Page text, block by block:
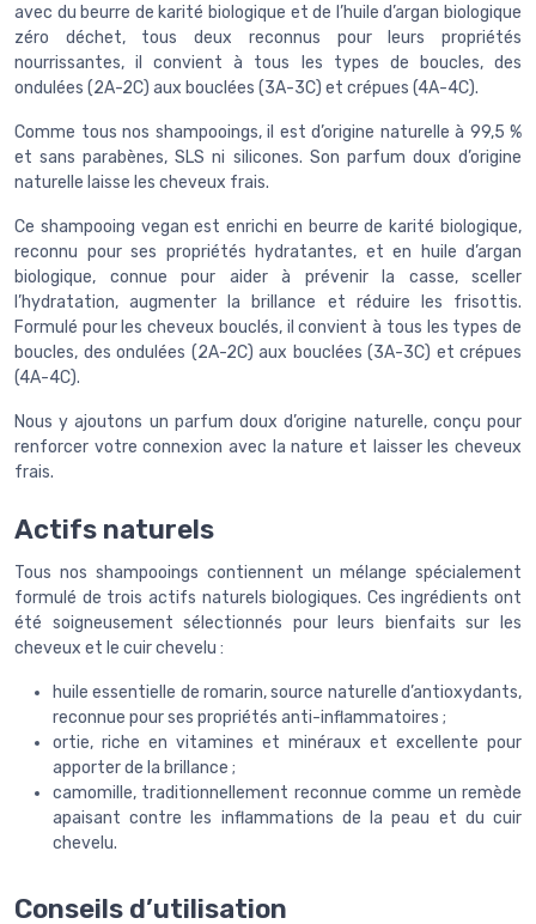
avec du beurre de karité biologique et de l’huile d’argan biologique
zéro déchet, tous deux reconnus pour leurs propriétés
nourrissantes, il convient à tous les types de boucles, des
ondulées (2A-2C) aux bouclées (3A-3C) et crépues (4A-4C).
Comme tous nos shampooings, il est d’origine naturelle à 99,5 %
et sans parabènes, SLS ni silicones. Son parfum doux d’origine
naturelle laisse les cheveux frais.
Ce shampooing vegan est enrichi en beurre de karité biologique,
reconnu pour ses propriétés hydratantes, et en huile d’argan
biologique, connue pour aider à prévenir la casse, sceller
l’hydratation, augmenter la brillance et réduire les frisottis.
Formulé pour les cheveux bouclés, il convient à tous les types de
boucles, des ondulées (2A-2C) aux bouclées (3A-3C) et crépues
(4A-4C).
Nous y ajoutons un parfum doux d’origine naturelle, conçu pour
renforcer votre connexion avec la nature et laisser les cheveux
frais.
Actifs naturels
Tous nos shampooings contiennent un mélange spécialement
formulé de trois actifs naturels biologiques. Ces ingrédients ont
été soigneusement sélectionnés pour leurs bienfaits sur les
cheveux et le cuir chevelu :
huile essentielle de romarin, source naturelle d’antioxydants,
reconnue pour ses propriétés anti-inflammatoires ;
ortie, riche en vitamines et minéraux et excellente pour
apporter de la brillance ;
camomille, traditionnellement reconnue comme un remède
apaisant contre les inflammations de la peau et du cuir
chevelu.
Conseils d’utilisation